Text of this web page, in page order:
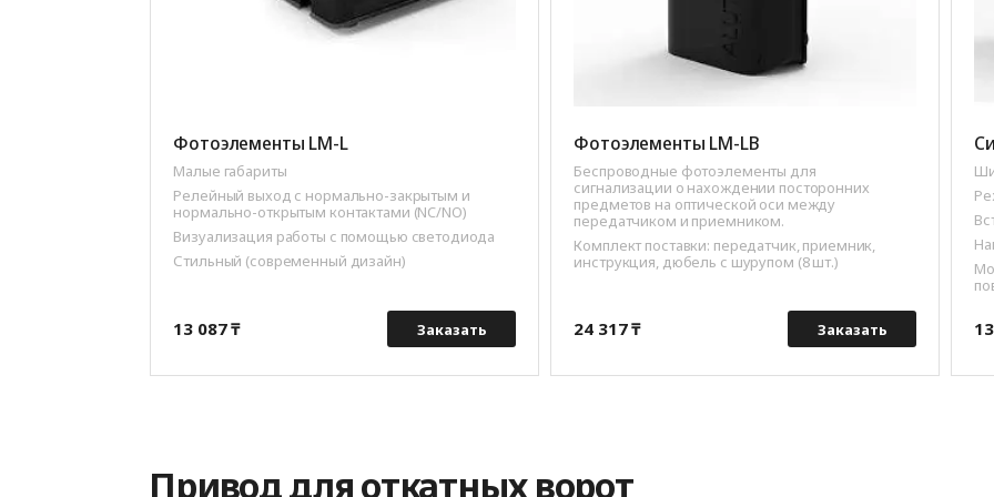
Фотоэлементы LM-L
Малые габариты
Релейный выход с нормально-закрытым и
нормально-открытым контактами (NC/NO)
Визуализация работы с помощью светодиода
Стильный (современный дизайн)
13 087 ₸ Заказать
Фотоэлементы LM-LB
Беспроводные фотоэлементы для
сигнализации о нахождении посторонних
предметов на оптической оси между
передатчиком и приемником.
Комплект поставки: передатчик, приемник,
инструкция, дюбель с шурупом (8 шт.)
24 317 ₸ Заказать
Привод для откатных ворот